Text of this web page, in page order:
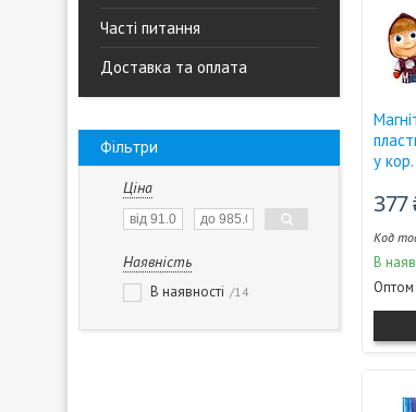
Часті питання
Доставка та оплата
Фільтри
Ціна
Наявність
В наявності 14
у
377
В
Оптом